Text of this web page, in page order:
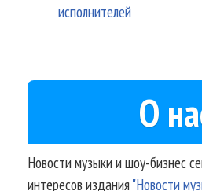
исполнителей
О
Новости музыки и шоу-бизнес
интересов издания"Новости